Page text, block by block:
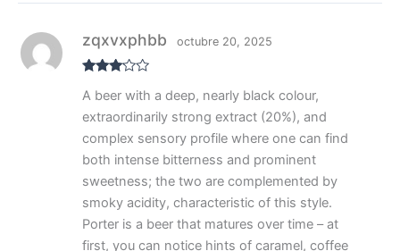
do con
de 5
zqxvxphbb octubre 20, 2025
A beer with a deep, nearly black colour,
extraordinarily strong extract (20%), and
complex sensory profile where one can find
both intense bitterness and prominent
sweetness; the two are complemented by
smoky acidity, characteristic of this style.
Porter is a beer that matures over time – at
first, you can notice hints of caramel, coffee